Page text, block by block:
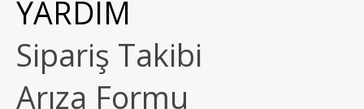
YARDIM
Sipariş Takibi
Arıza Formu